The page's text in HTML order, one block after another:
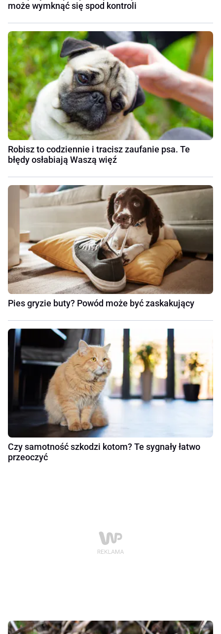
może wymknąć się spod kontroli
Robisz to codziennie i tracisz zaufanie psa. Te
błędy osłabiają Waszą więź
Pies gryzie buty? Powód może być zaskakujący
Czy samotność szkodzi kotom? Te sygnały łatwo
przeoczyć